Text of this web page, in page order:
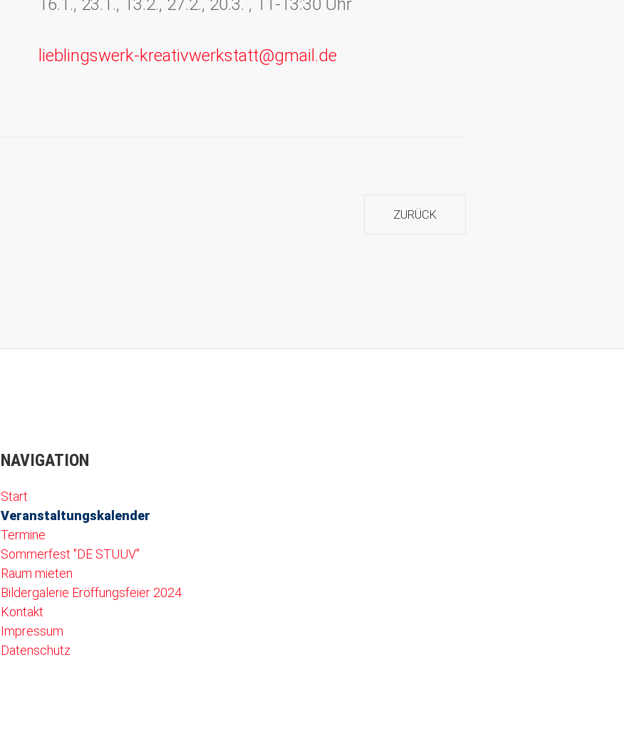
16.1., 23.1., 13.2., 27.2., 20.3. , 11-13:30 Uhr
lieblingswerk-kreativwerkstatt@gmail.de
ZURÜCK
NAVIGATION
Navigation überspringen
Start
Veranstaltungskalender
Termine
Sommerfest "DE STUUV"
Raum mieten
Bildergalerie Eröffungsfeier 2024
Kontakt
Impressum
Datenschutz